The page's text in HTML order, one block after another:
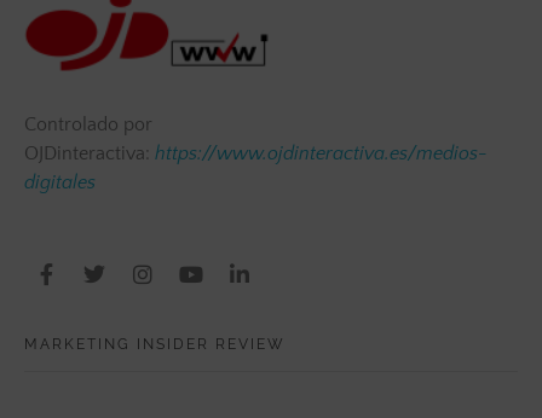
Controlado por
OJDinteractiva: https://www.ojdinteractiva.es/medios-
digitales
MARKETING INSIDER REVIEW